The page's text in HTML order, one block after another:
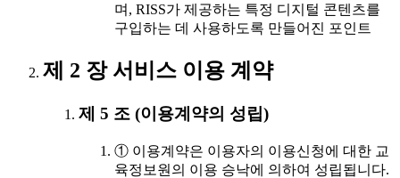
며, RISS가 제공하는 특정 디지털 콘텐츠를
구입하는 데 사용하도록 만들어진 포인트
제 2 장 서비스 이용 계약
제 5 조 (이용계약의 성립)
① 이용계약은 이용자의 이용신청에 대한 교
육정보원의 이용 승낙에 의하여 성립됩니다.